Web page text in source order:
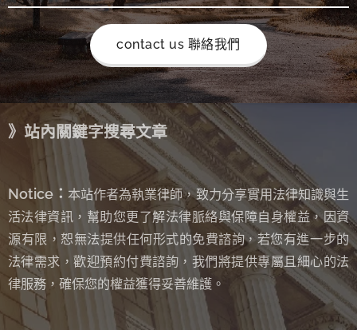
contact us 聯絡我們
》站內關鍵字搜尋文章
Notice： 本站作者為執業律師，致力分享實用法律知識與生
活法律資訊，幫助您更了解法律脈絡與保障自身權益，因資
源有限，恕無法提供任何形式的免費諮詢， 若您有進一步的
法律需求，歡迎預約付費諮詢，我們將提供專屬且細心的法
律服務，確保您的權益獲得妥善維護。